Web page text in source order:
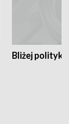
Bliżej polityki